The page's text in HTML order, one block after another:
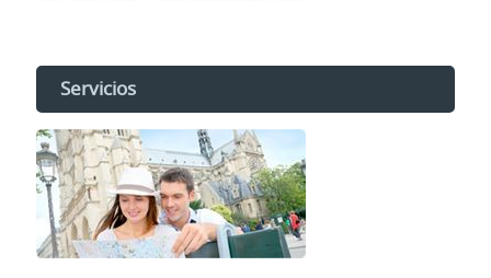
Servicios